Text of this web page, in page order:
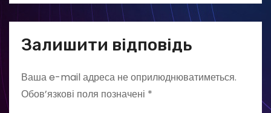
Залишити відповідь
Ваша e-mail адреса не оприлюднюватиметься.
Обов’язкові поля позначені *